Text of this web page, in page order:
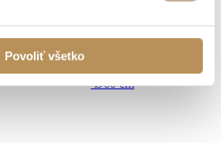
Povoliť všetko
Ø60 cm